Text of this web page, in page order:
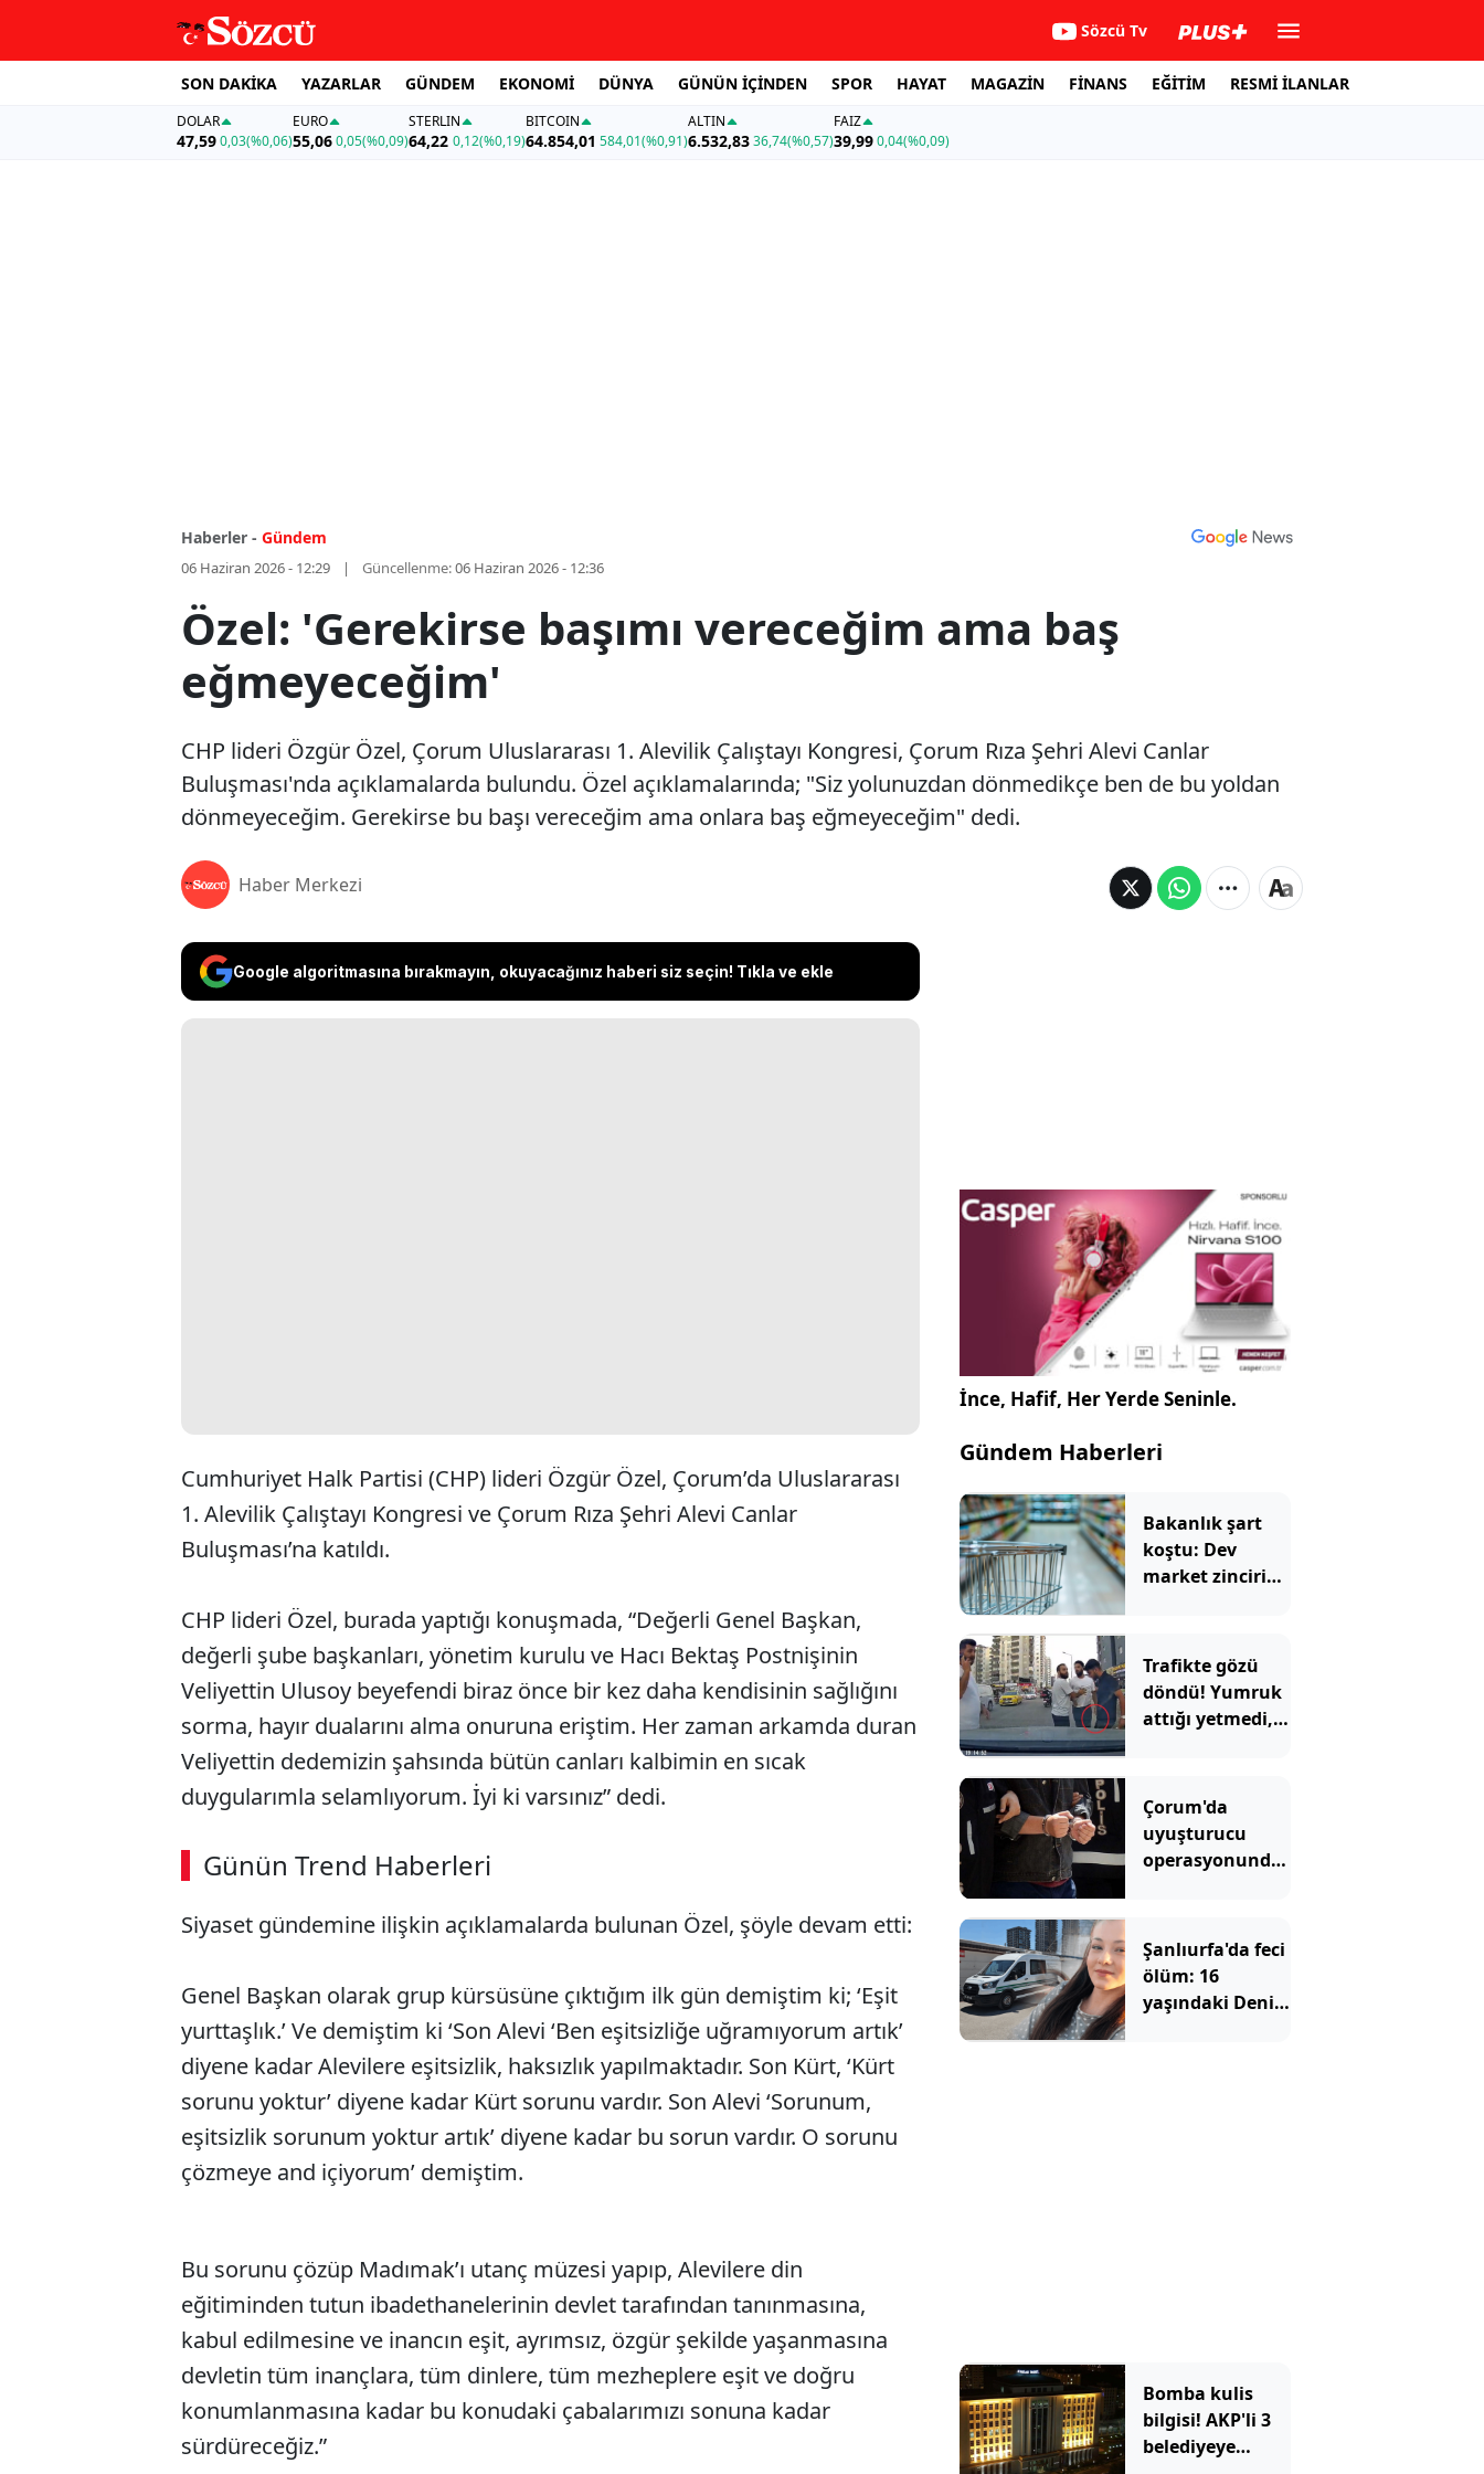
Sözcü Tv
SON DAKİKA YAZARLAR GÜNDEM EKONOMİ DÜNYA GÜNÜN İÇİNDEN SPOR HAYAT MAGAZİN FİNANS EĞİTİM RESMİ İLANLAR
DOLAR
47,590,03(%0,06)
EURO
55,06 0,05(%0,09)
STERLIN
64,22 0,12(%0,19)
BITCOIN
64.854,01 584,01(%0,91)
ALTIN
6.532,8336,74(%0,57)
FAİZ
39,990,04(%0,09)
Haberler - Gündem
06 Haziran 2026 - 12:29 Güncellenme:06 Haziran 2026 - 12:36
Özel: 'Gerekirse başımı vereceğim ama baş
eğmeyeceğim'
CHP lideri Özgür Özel, Çorum Uluslararası 1. Alevilik Çalıştayı Kongresi, Çorum Rıza Şehri Alevi Canlar
Buluşması'nda açıklamalarda bulundu. Özel açıklamalarında; "Siz yolunuzdan dönmedikçe ben de bu yoldan
dönmeyeceğim. Gerekirse bu başı vereceğim ama onlara baş eğmeyeceğim" dedi.
Haber Merkezi
Google algoritmasına bırakmayın, okuyacağınız haberi siz seçin! Tıkla ve ekle
Cumhuriyet Halk Partisi (CHP) lideri Özgür Özel, Çorum’da Uluslararası
1. Alevilik Çalıştayı Kongresi ve Çorum Rıza Şehri Alevi Canlar
Buluşması’na katıldı.
CHP lideri Özel, burada yaptığı konuşmada, “Değerli Genel Başkan,
değerli şube başkanları, yönetim kurulu ve Hacı Bektaş Postnişinin
Veliyettin Ulusoy beyefendi biraz önce bir kez daha kendisinin sağlığını
sorma, hayır dualarını alma onuruna eriştim. Her zaman arkamda duran
Veliyettin dedemizin şahsında bütün canları kalbimin en sıcak
duygularımla selamlıyorum. İyi ki varsınız” dedi.
Günün Trend Haberleri
SÖZCÜ SON DAKİKA
Siyaset gündemine ilişkin açıklamalarda bulunan Özel, şöyle devam etti:
Genel Başkan olarak grup kürsüsüne çıktığım ilk gün demiştim ki; ‘Eşit
yurttaşlık.’ Ve demiştim ki ‘Son Alevi ‘Ben eşitsizliğe uğramıyorum artık’
diyene kadar Alevilere eşitsizlik, haksızlık yapılmaktadır. Son Kürt, ‘Kürt
sorunu yoktur’ diyene kadar Kürt sorunu vardır. Son Alevi ‘Sorunum,
eşitsizlik sorunum yoktur artık’ diyene kadar bu sorun vardır. O sorunu
çözmeye and içiyorum’ demiştim.
Bu sorunu çözüp Madımak’ı utanç müzesi yapıp, Alevilere din
eğitiminden tutun ibadethanelerinin devlet tarafından tanınmasına,
kabul edilmesine ve inancın eşit, ayrımsız, özgür şekilde yaşanmasına
devletin tüm inançlara, tüm dinlere, tüm mezheplere eşit ve doğru
konumlanmasına kadar bu konudaki çabalarımızı sonuna kadar
sürdüreceğiz.”
İnce, Hafif, Her Yerde Seninle.
Gündem Haberleri
Bakanlık şart
koştu: Dev
market zinciri
Trafikte gözü
döndü! Yumruk
attığı yetmedi,
kovaladı
Çorum'da
uyuşturucu
operasyonunda
Şanlıurfa'da feci
ölüm: 16
yaşındaki Deniz
Bomba kulis
bilgisi! AKP'li 3
belediyeye